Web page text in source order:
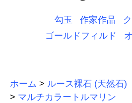
勾玉 作家作品
ゴールドフィルド
ホーム > ルース裸石 (天然石)
> マルチカラートルマリン